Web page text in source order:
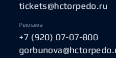
tickets@hctorpedo.ru
Реклама
+7 (920) 07-07-800